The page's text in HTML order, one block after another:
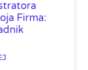
Firma: